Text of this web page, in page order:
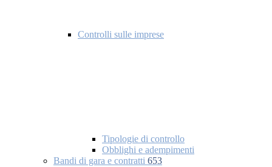
Controlli sulle imprese
Tipologie di controllo
Obblighi e adempimenti
Bandi di gara e contratti 653